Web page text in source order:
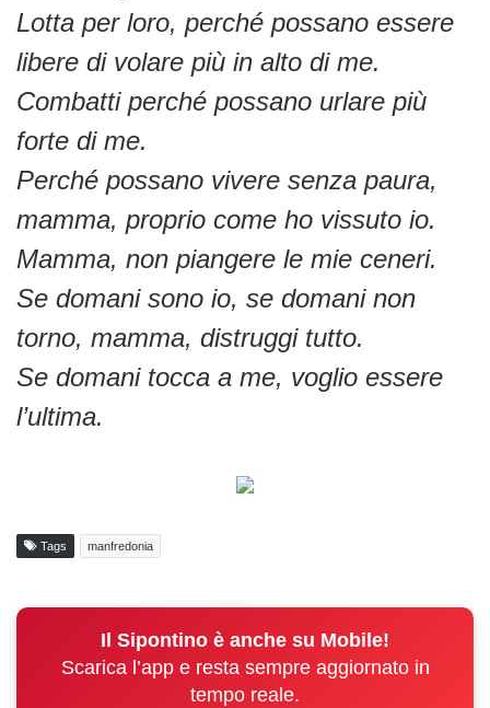
Lotta per loro, perché possano essere
libere di volare più in alto di me.
Combatti perché possano urlare più
forte di me.
Perché possano vivere senza paura,
mamma, proprio come ho vissuto io.
Mamma, non piangere le mie ceneri.
Se domani sono io, se domani non
torno, mamma, distruggi tutto.
Se domani tocca a me, voglio essere
l’ultima.
Tags manfredonia
Il Sipontino è anche su Mobile!
Scarica l’app e resta sempre aggiornato in
tempo reale.